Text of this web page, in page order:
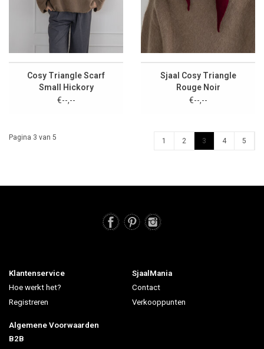
Cosy Triangle Scarf
Small Hickory
€--,--
Sjaal Cosy Triangle
Rouge Noir
€--,--
Pagina 3 van 5 1 2 3 4 5
Klantenservice
Hoe werkt het?
Registreren
SjaalMania
Contact
Verkooppunten
Algemene Voorwaarden
B2B